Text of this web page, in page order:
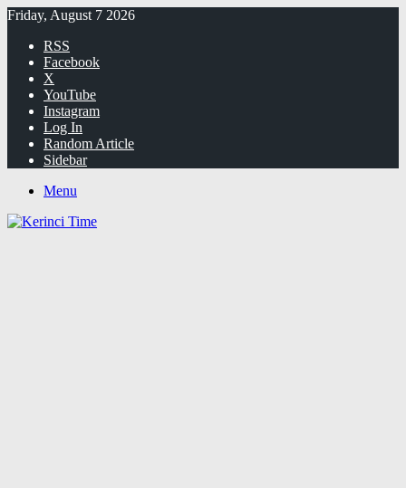
Friday, August 7 2026
RSS
Facebook
X
YouTube
Instagram
Log In
Random Article
Sidebar
Menu